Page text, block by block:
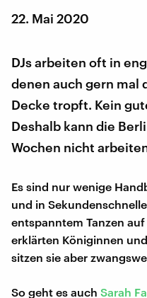
22. Mai 2020
DJs arbeiten oft in
denen auch gern mal
Decke tropft. Kein
Deshalb kann die
Wochen nicht
Es sind nur wenige
und in
entspanntem Tanzen
erklärten Königinnen
sitzen sie aber
So geht es auch Sarah